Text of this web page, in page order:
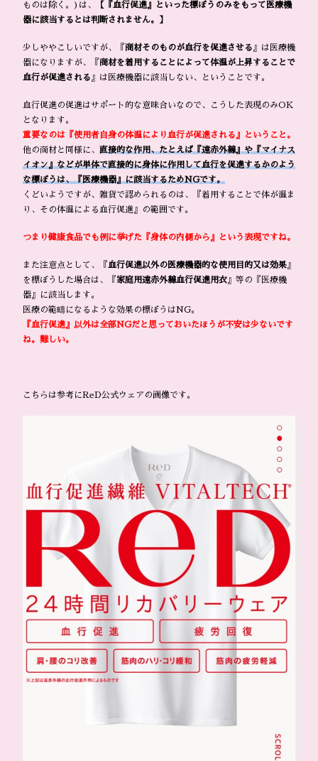
ものは除く。)は、
【『血行促進』といった標ぼうのみをもって医療機
器に該当するとは判断されません。】
少しややこしいですが、『 商材そのものが血行を促進させる』は医療機
器になりますが、『 商材を着用することによって体温が上昇することで
血行が促進される』は医療機器に該当しない、ということです。
血行促進の促進はサポート的な意味合いなので、こうした表現のみOK
となります。
重要なのは『使用者自身の体温により血行が促進される』ということ。
他の商材と同様に、 直接的な作用、たとえば『遠赤外線』や『マイナス
イオン』などが単体で直接的に身体に作用して血行を促進するかのよう
な標ぼうは、『医療機器』に該当するためNGです。
くどいようですが、雑貨で認められるのは、『着用することで体が温ま
り、その体温による血行促進』の範囲です。
つまり健康食品でも例に挙げた『身体の内側から』という表現ですね。
また注意点として、『 血行促進以外の医療機器的な使用目的又は効果』
を標ぼうした場合は、『 家庭用遠赤外線血行促進用衣』等の『医療機
器』に該当します。
医療の範疇になるような効果の標ぼうはNG。
『血行促進』以外は全部NGだと思っておいたほうが不安は少ないです
ね。難しい。
こちらは参考にReD公式ウェアの画像です。